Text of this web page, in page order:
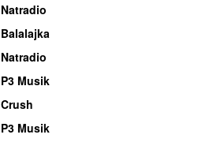
Natradio
Balalajka
Natradio
P3 Musik
Crush
P3 Musik